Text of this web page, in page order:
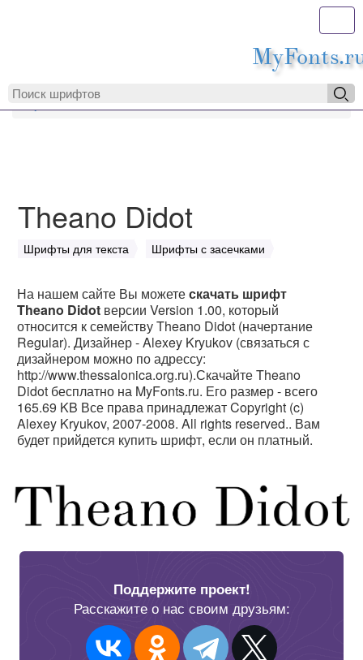
MyFonts.ru
Theano Didot
Шрифты для текста Шрифты с засечками
На нашем сайте Вы можетескачать шрифт
Theano Didot версии Version 1.00, который
относится к семейству Theano Didot (начертание
Regular). Дизайнер - Alexey Kryukov (связаться с
дизайнером можно по адрессу:
http://www.thessalonica.org.ru).Скачайте Theano
Didot бесплатно на MyFonts.ru. Его размер - всего
165.69 KB Все права принадлежат Copyright (c)
Alexey Kryukov, 2007-2008. All rights reserved.. Вам
будет прийдется купить шрифт, если он платный.
Поддержите проект!
Расскажите о нас своим друзьям: